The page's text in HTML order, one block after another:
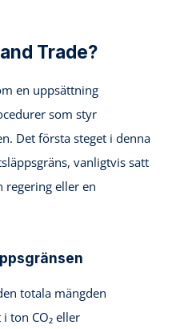
Trade?
en uppsättning
som styr
Det första steget i denna
vanligtvis satt
regering eller en
totala mängden
ton CO₂ eller